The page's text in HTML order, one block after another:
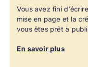
Vous avez fini
mise en page et la
vous êtes prêt à
En savoir plus